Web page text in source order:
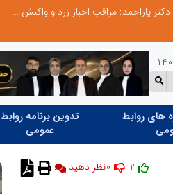
طرحواره های فعال شده در پساجنگ؛ هشدار دکتر یاراحمد: مراقب اخبار زرد و واکنش های هیجانی باشید
های روابط
تدوین برنامه روابط
عمومی